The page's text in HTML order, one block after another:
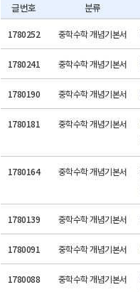
글번호 분류
1780252 중학수학 개념기본서
1780241 중학수학 개념기본서
1780190 중학수학 개념기본서
1780181 중학수학 개념기본서
1780164 중학수학 개념기본서
1780139 중학수학 개념기본서
1780091 중학수학 개념기본서
1780088 중학수학 개념기본서